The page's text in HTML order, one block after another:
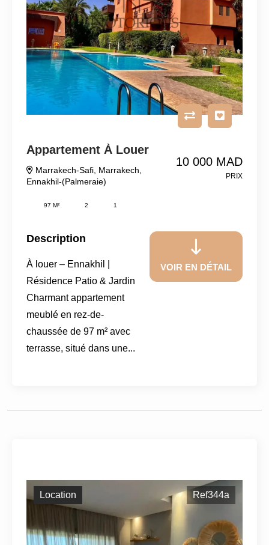
Appartement À Louer
Marrakech-Safi Marrakech
Ennakhil-(Palmeraie)
10 000 MAD
PRIX
97 M² 2 1
Description
À louer – Ennakhil |
Résidence Patio & Jardin
Charmant appartement
meublé en rez-de-
chaussée de 97 m² avec
terrasse, situé dans une...
VOIR EN DÉTAIL
Location Ref344a